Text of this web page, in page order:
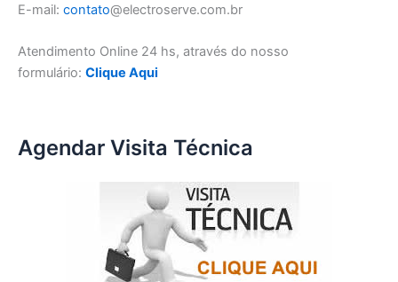
E-mail: contato@electroserve.com.br
Atendimento Online 24 hs, através do nosso
formulário: Clique Aqui
Agendar Visita Técnica